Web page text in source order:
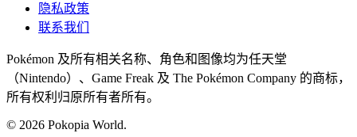
隐私政策
联系我们
Pokémon 及所有相关名称、角色和图像均为任天堂
（Nintendo）、Game Freak 及 The Pokémon Company 的商标，
所有权利归原所有者所有。
© 2026 Pokopia World.